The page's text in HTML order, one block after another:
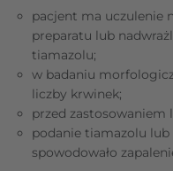
pacjent ma uczulenie
preparatu lub
tiamazolu;
w badaniu
liczby krwinek;
przed zastosowaniem
podanie tiamazolu lub
spowodowało